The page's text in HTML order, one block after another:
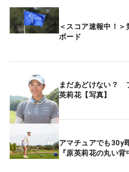
「69」と伸ばしたが、トータ
イと順位はやや後退した。
山下美夢有はトータルイーブン
ータル1オーバーで終盤をプレ
コ・ジンヨン（韓国）がトー
位。トータル6アンダー・2位
（イングランド）、トータル5
＜スコア速報中！
ボード
まだあどけない？
英莉花【写真】
アマチュアでも
『原英莉花の丸い背